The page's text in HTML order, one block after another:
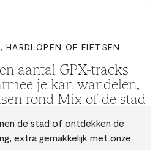
HARDLOPEN OF FIETSEN
aantal GPX-tracks
je kan wandelen,
rond Mix of de stad
de stad of ontdekken de
extra gemakkelijk met onze